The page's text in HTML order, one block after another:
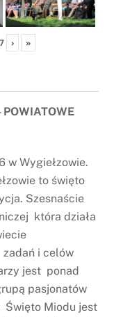
7 › »
w Wygiełzowie.
to święto
Szesnaście
która działa
i celów
jest ponad
pasjonatów
Święto Miodu jest